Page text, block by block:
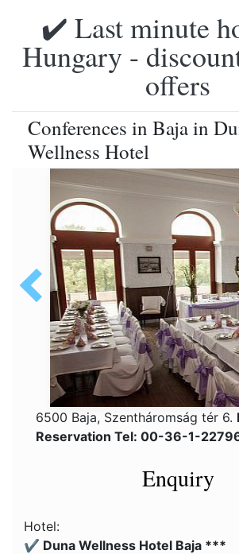
✔️ Last minute
Hungary -
offers
Conferences in Baja in
Wellness Hotel
6500 Baja, Szentháromság tér 6.
Reservation Tel: 00-36-1-
Enquiry
Hotel:
✔️ Duna Wellness Hotel Baja ***